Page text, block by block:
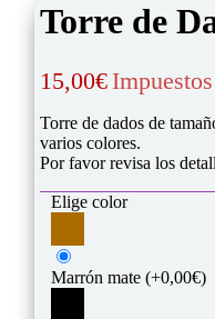
Torre de
15,00€
Torre de dados de
varios colores.
Por favor revisa los
Elige color
Marrón mate (+0,00€)